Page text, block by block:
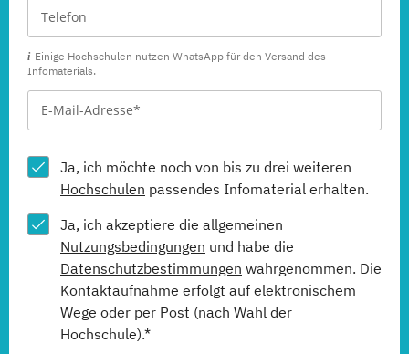
Einige Hochschulen nutzen WhatsApp für den Versand des
Infomaterials.
Ja, ich möchte noch von bis zu drei weiteren
Hochschulen passendes Infomaterial erhalten.
Ja, ich akzeptiere die allgemeinen
Nutzungsbedingungen und habe die
Datenschutzbestimmungen wahrgenommen. Die
Kontaktaufnahme erfolgt auf elektronischem
Wege oder per Post (nach Wahl der
Hochschule).*